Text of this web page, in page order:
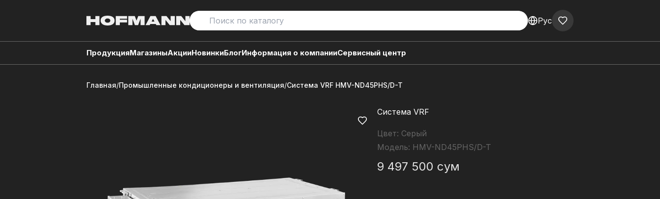
Рус
ПродукцияМагазиныАкцииНовинкиБлогИнформация о компанииСервисный центр
Главная/Промышленные кондиционеры и вентиляция/Система VRF HMV-ND45PHS/D-T
Система VRF
Цвет: Серый
Модель: HMV-ND45PHS/D-T
9 497 500 сум